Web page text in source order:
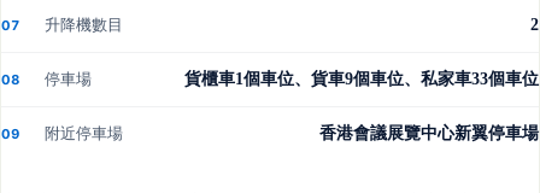
07 升降機數目 2
08 停車場 貨櫃車1個車位、貨車9個車位、私家車33個車位
09 附近停車場 香港會議展覽中心新翼停車場